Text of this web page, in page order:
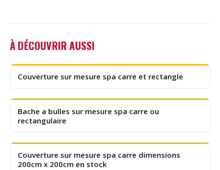
À DÉCOUVRIR AUSSI
Couverture sur mesure spa carre et rectangle
Bache a bulles sur mesure spa carre ou
rectangulaire
Couverture sur mesure spa carre dimensions
200cm x 200cm en stock